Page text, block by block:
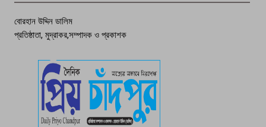
পচা দুর্গন্ধে ৯৯৯-এ ফোন, ফরিদগঞ্জে
তরুণের অর্ধগলিত লাশ উদ্ধার
বোরহান উদ্দিন ডালিম
প্রতিষ্ঠাতা, মুদ্রাকর,সম্পাদক ও প্রকাশক